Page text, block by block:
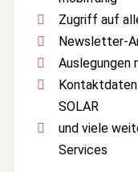
Zugriff auf
Newsletter-
Auslegungen
SOLAR
und viele
Services